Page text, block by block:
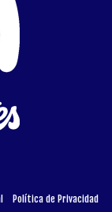
Política de Privacidad